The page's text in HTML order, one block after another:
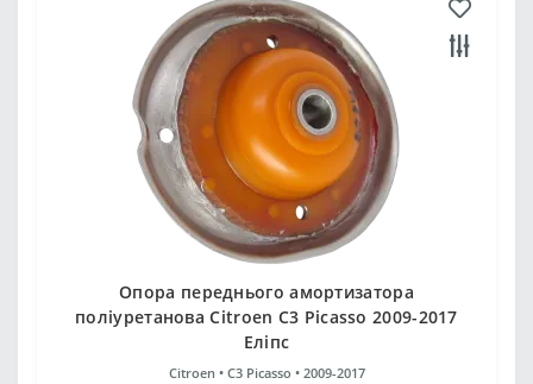
Опора переднього амортизатора
поліуретанова Citroen C3 Picasso 2009-2017
Еліпс
Citroen • C3 Picasso • 2009-2017